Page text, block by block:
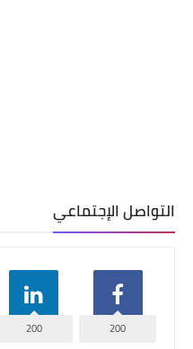
التواصل الإجتماعي
200
200